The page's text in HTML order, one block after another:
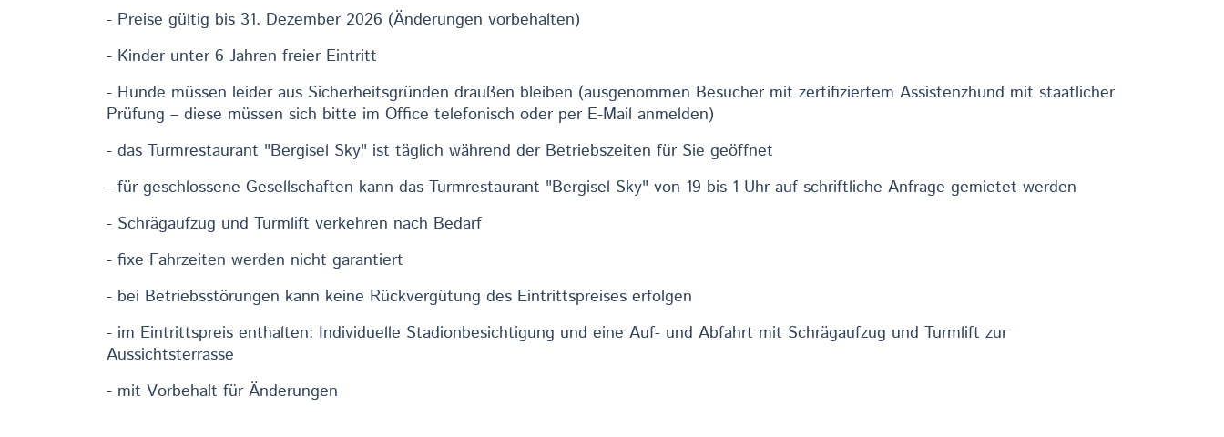
- Preise gültig bis 31. Dezember 2026 (Änderungen vorbehalten)
- Kinder unter 6 Jahren freier Eintritt
- Hunde müssen leider aus Sicherheitsgründen draußen bleiben (ausgenommen Besucher mit zertifiziertem Assistenzhund mit staatlicher
Prüfung – diese müssen sich bitte im Office telefonisch oder per E-Mail anmelden)
- das Turmrestaurant "Bergisel Sky" ist täglich während der Betriebszeiten für Sie geöffnet
- für geschlossene Gesellschaften kann das Turmrestaurant "Bergisel Sky" von 19 bis 1 Uhr auf schriftliche Anfrage gemietet werden
- Schrägaufzug und Turmlift verkehren nach Bedarf
- fixe Fahrzeiten werden nicht garantiert
- bei Betriebsstörungen kann keine Rückvergütung des Eintrittspreises erfolgen
- im Eintrittspreis enthalten: Individuelle Stadionbesichtigung und eine Auf- und Abfahrt mit Schrägaufzug und Turmlift zur
Aussichtsterrasse
- mit Vorbehalt für Änderungen